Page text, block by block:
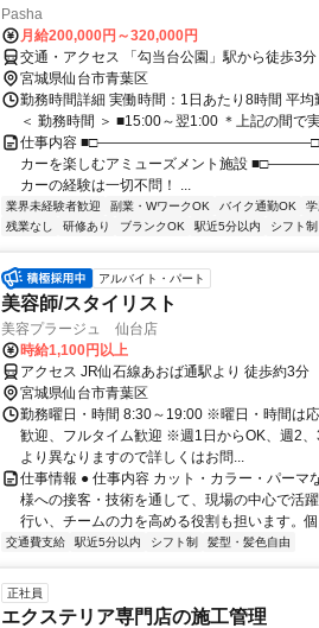
Pasha
月給200,000円～320,000円
交通・アクセス 「勾当台公園」駅から徒歩3
宮城県仙台市青葉区
勤務時間詳細 実働時間：1日あたり8時間 平
＜ 勤務時間 ＞ ■15:00～翌1:00 ＊上記の間で
仕事内容 ■□―――――――――――――――□■ ＜
カーを楽しむアミューズメント施設
カーの経験は一切不問！ ...
業界未経験者歓迎 副業・WワークOK バイク通勤OK
残業なし
研修あり ブランクOK 駅近5分以内 シフト制
アルバイト・パート
美容師/スタイリスト
美容プラージュ 仙台店
時給1,100円以上
アクセス JR仙石線あおば通駅より 徒歩約3分
宮城県仙台市青葉区
勤務曜日・時間 8:30～19:00 ※曜日・時間は
歓迎、フルタイム歓迎 ※週1日からOK、週2
より異なりますので詳しくはお問...
仕事情報 ● 仕事内容 カット・カラー・パー
様への接客・技術を通して、現場の中心で活
行い、チームの力を高める役割も担います。
交通費支給 駅近5分以内 シフト制 髪型・髪色自由
正社員
エクステリア専門店の施工管理